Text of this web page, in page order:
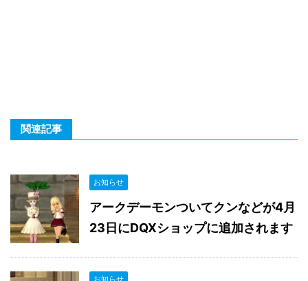
関連記事
お知らせ
アークデーモンついてクンなどが4月
23日にDQXショップに追加されます
お知らせ